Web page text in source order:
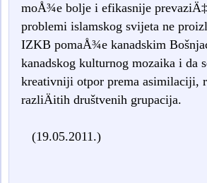
moÅ¾e bolje i efikasnije
problemi islamskog svijeta ne
IZKB pomaÅ¾e kanadskim
kanadskog kulturnog mozaika i da
kreativniji otpor prema asimilaciji,
razliÄitih društvenih grupacija.
(19.05.2011.)